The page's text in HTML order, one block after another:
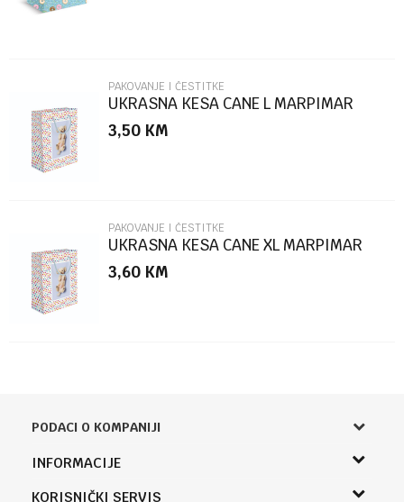
POŠALJI
PAKOVANJE I ČESTITKE
UKRASNA KESA CANE L MARPIMAR
3,50 KM
PAKOVANJE I ČESTITKE
UKRASNA KESA CANE XL MARPIMAR
3,60 KM
PODACI O KOMPANIJI
Knjižara Kultura
INFORMACIJE
O nama
KORISNIČKI SERVIS